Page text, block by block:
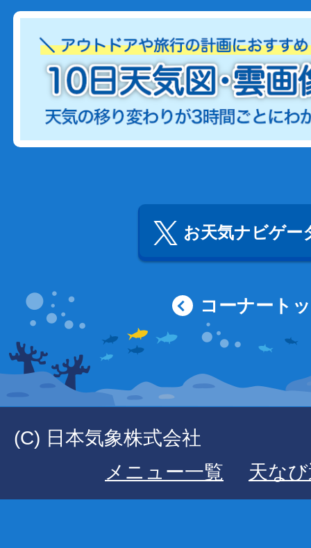
お天気ナビゲー
コーナート
(C) 日本気象株式会社
メニュー一覧
天な